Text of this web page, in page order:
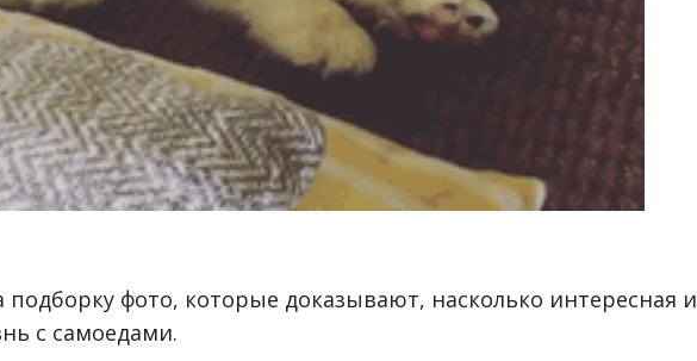
подборку фото, которые доказывают, насколько интересная и
с самоедами.